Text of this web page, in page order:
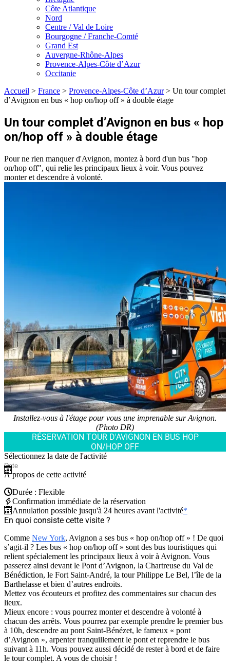
Côte Atlantique
Nord
Centre / Val de Loire
Bourgogne / Franche-Comté
Grand Est
Auvergne-Rhône-Alpes
Provence-Alpes-Côte d’Azur
Occitanie
Accueil > France > Provence-Alpes-Côte d’Azur> Un tour complet
d’Avignon en bus « hop on/hop off » à double étage
Un tour complet d’Avignon en bus « hop
on/hop off » à double étage
Pour ne rien manquer d'Avignon, montez à bord d'un bus "hop
on/hop off", qui relie les principaux lieux à voir. Vous pouvez
monter et descendre à volonté.
Installez-vous à l'étage pour vous une imprenable sur Avignon.
(Photo DR)
RÉSERVATION TOUR D'AVIGNON EN BUS HOP
ON/HOP OFF
Sélectionnez la date de l'activité
À propos de cette activité
Durée : Flexible
Confirmation immédiate de la réservation
Annulation possible jusqu'à 24 heures avant l'activité*
En quoi consiste cette visite ?
Comme New York, Avignon a ses bus « hop on/hop off » ! De quoi
s’agit-il ? Les bus « hop on/hop off » sont des bus touristiques qui
relient spécialement les principaux lieux à voir à Avignon. Vous
passerez ainsi devant le Pont d’Avignon, la Chartreuse du Val de
Bénédiction, le Fort Saint-André, la tour Philippe Le Bel, l’île de la
Barthelasse et bien d’autres endroits.
Mettez vos écouteurs et profitez des commentaires sur chacun des
lieux.
Mieux encore : vous pourrez monter et descendre à volonté à
chacun des arrêts. Vous pourrez par exemple prendre le premier bus
à 10h, descendre au pont Saint-Bénézet, le fameux « pont
d’Avignon », arpenter tranquillement le pont et reprendre le bus
suivant à 11h. Vous pouvez aussi décidé de rester à bord et de faire
le tour complet. A vous de choisir !